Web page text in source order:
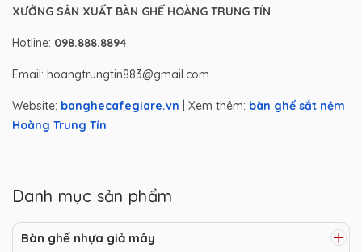
XƯỞNG SẢN XUẤT BÀN GHẾ HOÀNG TRUNG TÍN
Hotline: 098.888.8894
Email: hoangtrungtin883@gmail.com
Website: banghecafegiare.vn | Xem thêm: bàn ghế sắt nệm
Hoàng Trung Tín
Danh mục sản phẩm
Bàn ghế nhựa giả mây